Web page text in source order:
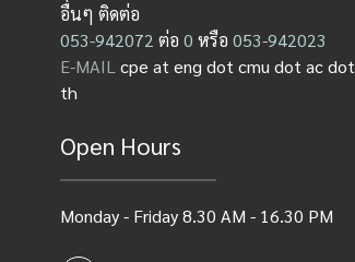
อื่นๆ ติดต่อ
053-942072 ต่อ0 หรือ053-942023
E-MAILcpe at eng dot cmu dot ac dot
th
Open Hours
Monday - Friday 8.30 AM - 16.30 PM